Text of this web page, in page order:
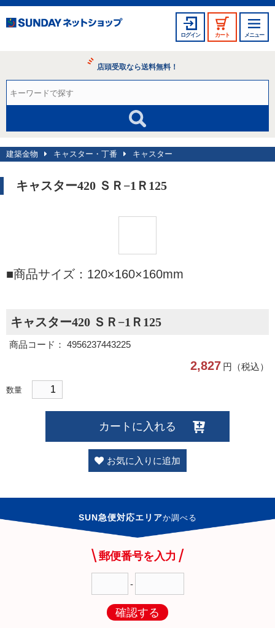
ログイン カート メニュー
店頭受取なら送料無料！
建築金物 キャスター・丁番 キャスター
キャスター420 ＳＲ−1Ｒ125
■商品サイズ：120×160×160mm
キャスター420 ＳＲ−1Ｒ125
商品コード： 4956237443225
2,827 円（税込）
数量
カートに入れる
お気に入りに追加
SUN急便対応エリアか調べる
郵便番号を入力
-
確認する